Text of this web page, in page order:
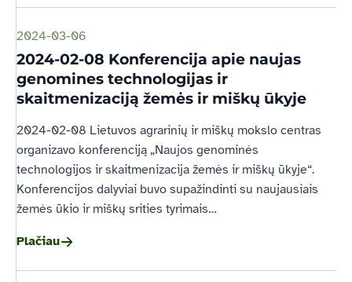
2024-03-06
2024-02-08 Konferencija apie naujas
genomines technologijas ir
skaitmenizaciją žemės ir miškų ūkyje
2024-02-08 Lietuvos agrarinių ir miškų mokslo centras
organizavo konferenciją „Naujos genominės
technologijos ir skaitmenizacija žemės ir miškų ūkyje“.
Konferencijos dalyviai buvo supažindinti su naujausiais
žemės ūkio ir miškų srities tyrimais…
Plačiau